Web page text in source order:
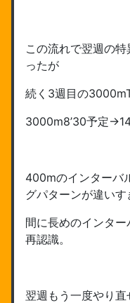
この流れで翌週の
ったが
続く3週目の
3000m8’30予定
400mのインターバ
グパターンが違いす
間に長めのインタ
再認識。
翌週もう一度やり直